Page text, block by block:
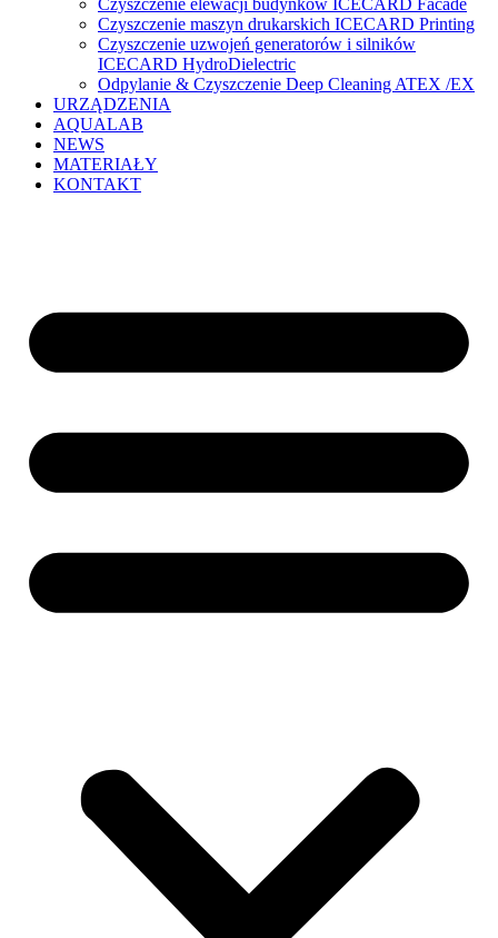
Czyszczenie elewacji budynków ICECARD Facade
Czyszczenie maszyn drukarskich ICECARD Printing
Czyszczenie uzwojeń generatorów i silników
ICECARD HydroDielectric
Odpylanie & Czyszczenie Deep Cleaning ATEX /EX
URZĄDZENIA
AQUALAB
NEWS
MATERIAŁY
KONTAKT